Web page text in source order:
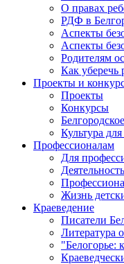
О правах
РДФ в
Аспекты
Аспекты
Родителям
Как уберечь
Проекты и
Проекты
Конкурсы
Культура
Профессионалам
Для
Жизнь
Краеведение
Писатели
Литература